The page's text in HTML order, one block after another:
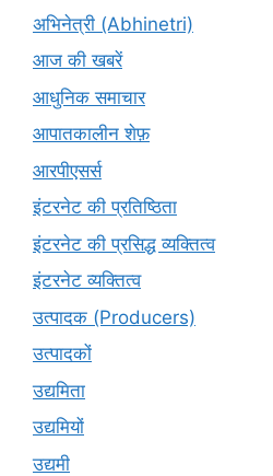
अभिनेत्री (Abhinetri)
आज की खबरें
आधुनिक समाचार
आपातकालीन शेफ़
आरपीएसर्स
इंटरनेट की प्रतिष्ठिता
इंटरनेट की प्रसिद्ध व्यक्तित्व
इंटरनेट व्यक्तित्व
उत्पादक (Producers)
उत्पादकों
उद्यमिता
उद्यमियों
उद्यमी